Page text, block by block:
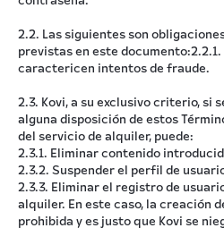
2.2. Las siguientes son
previstas en este
caractericen intentos de fraude.
2.3. Kovi, a su exclusivo criterio, si
alguna disposición de estos
del servicio de alquiler, puede:
2.3.1. Eliminar contenido
2.3.2. Suspender el perfil de
2.3.3. Eliminar el registro de
alquiler. En este caso, la creación
prohibida y es justo que Kovi se